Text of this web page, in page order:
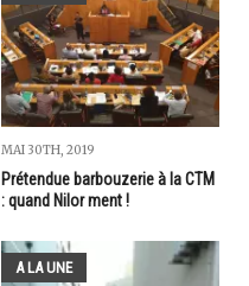
MAI 30TH, 2019
Prétendue barbouzerie à la CTM
: quand Nilor ment !
A LA UNE